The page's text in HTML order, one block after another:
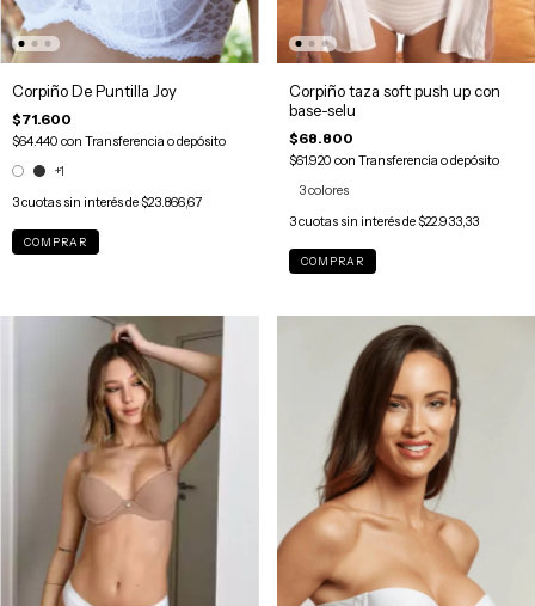
Corpiño De Puntilla Joy
$71.600
$64.440 con Transferencia o depósito
+1
3cuotas sin interés de$23.866,67
COMPRAR
Corpiño taza soft push up con
base-selu
$68.800
$61.920 con Transferencia o depósito
3 colores
3cuotas sin interés de$22.933,33
COMPRAR